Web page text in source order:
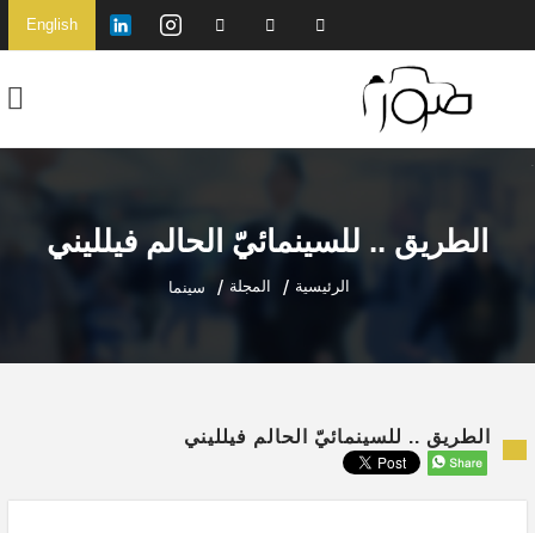
English
الطريق .. للسينمائيّ الحالم فيلليني
الرئيسية المجلة سينما
الطريق .. للسينمائيّ الحالم فيلليني